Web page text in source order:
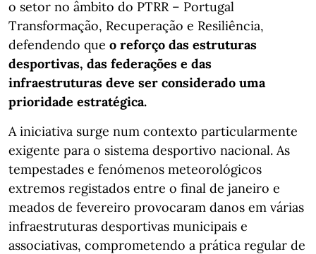
o setor no âmbito do PTRR – Portugal
Transformação, Recuperação e Resiliência,
defendendo que o reforço das estruturas
desportivas, das federações e das
infraestruturas deve ser considerado uma
prioridade estratégica.
A iniciativa surge num contexto particularmente
exigente para o sistema desportivo nacional. As
tempestades e fenómenos meteorológicos
extremos registados entre o final de janeiro e
meados de fevereiro provocaram danos em várias
infraestruturas desportivas municipais e
associativas, comprometendo a prática regular de